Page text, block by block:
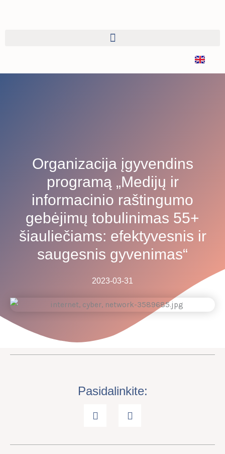
Organizacija įgyvendins
programą „Medijų ir
informacinio raštingumo
gebėjimų tobulinimas 55+
šiauliečiams: efektyvesnis ir
saugesnis gyvenimas“
2023-03-31
Pasidalinkite: